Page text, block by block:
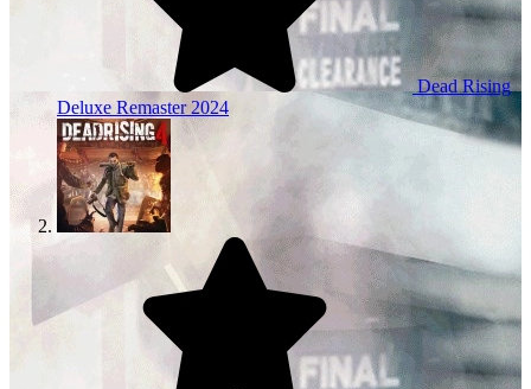
Dead Rising
Deluxe Remaster 2024